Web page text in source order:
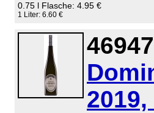
0.75 l Flasche: 4.95 €
1 Liter: 6.60 €
2019,